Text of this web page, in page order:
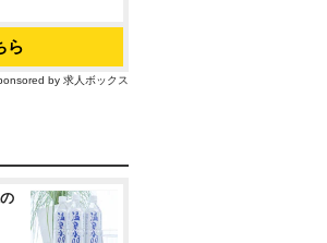
ら
by 求人ボックス